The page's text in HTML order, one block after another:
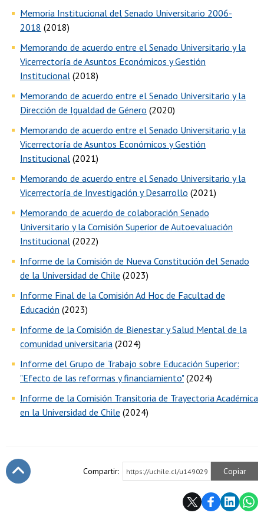
Memoria Institucional del Senado Universitario 2006-
2018 (2018)
Memorando de acuerdo entre el Senado Universitario y la
Vicerrectoría de Asuntos Económicos y Gestión
Institucional (2018)
Memorando de acuerdo entre el Senado Universitario y la
Dirección de Igualdad de Género (2020)
Memorando de acuerdo entre el Senado Universitario y la
Vicerrectoría de Asuntos Económicos y Gestión
Institucional (2021)
Memorando de acuerdo entre el Senado Universitario y la
Vicerrectoría de Investigación y Desarrollo (2021)
Memorando de acuerdo de colaboración Senado
Universitario y la Comisión Superior de Autoevaluación
Institucional (2022)
Informe de la Comisión de Nueva Constitución del Senado
de la Universidad de Chile (2023)
Informe Final de la Comisión Ad Hoc de Facultad de
Educación (2023)
Informe de la Comisión de Bienestar y Salud Mental de la
comunidad universitaria (2024)
Informe del Grupo de Trabajo sobre Educación Superior:
"Efecto de las reformas y financiamiento"(2024)
Informe de la Comisión Transitoria de Trayectoria Académica
en la Universidad de Chile (2024)
Compartir: https://uchile.cl/u149029 Copiar